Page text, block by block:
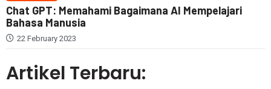
Chat GPT: Memahami Bagaimana AI Mempelajari
Bahasa Manusia
22 February 2023
Artikel Terbaru: